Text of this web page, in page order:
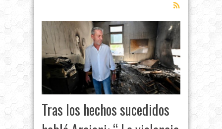
Tras los hechos sucedidos